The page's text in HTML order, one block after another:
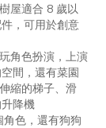
屋適合 8 歲以
，可用於創意
角色扮演，上演
間，還有菜園
縮的梯子、滑
降機
角色，還有狗狗